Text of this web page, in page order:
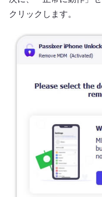
クリックします。